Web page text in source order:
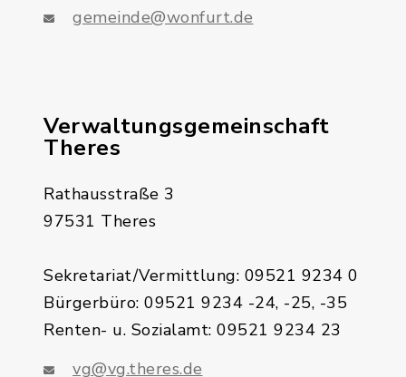
gemeinde@wonfurt.de
Verwaltungsgemeinschaft
Theres
Rathausstraße 3
97531 Theres
Sekretariat/Vermittlung: 09521 9234 0
Bürgerbüro: 09521 9234 -24, -25, -35
Renten- u. Sozialamt: 09521 9234 23
vg@vg.theres.de